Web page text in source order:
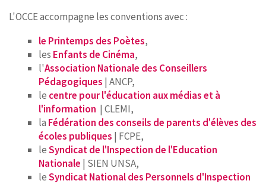
L'OCCE accompagne les conventions avec :
le Printemps des Poètes,
les Enfants de Cinéma,
l'Association Nationale des Conseillers
Pédagogiques | ANCP,
le centre pour l'éducation aux médias et à
l'information | CLEMI,
la Fédération des conseils de parents d'élèves des
écoles publiques | FCPE,
leSyndicat de l'Inspection de l'Education
Nationale | SIEN UNSA,
leSyndicat National des Personnels d'Inspection